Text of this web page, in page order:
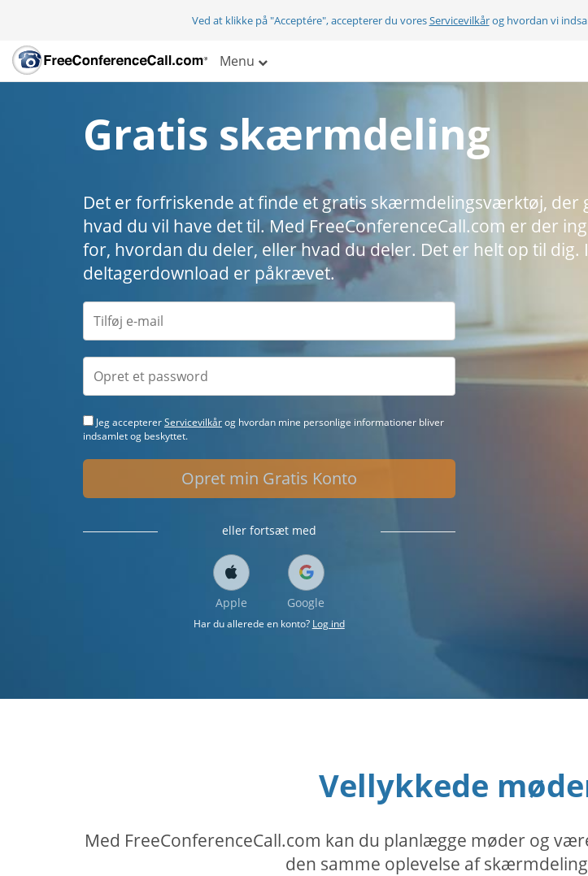
Ved at klikke på "Acceptére", accepterer du voresServicevilkårog hvordan vi
Menu
Gratis skærmdeling
Det er forfriskende at finde et gratis skærmdelingsværktøj, der
hvad du vil have det til. Med FreeConferenceCall.com er der
for, hvordan du deler, eller hvad du deler. Det er helt op til dig.
deltagerdownload er påkrævet.
Jeg acceptererServicevilkårog hvordan mine personlige informationer bliver
indsamlet og beskyttet.
Opret min Gratis Konto
eller fortsæt med
Apple Google
Har du allerede en konto? Log ind
Vellykkede
Med FreeConferenceCall.com kan du planlægge møder og
den samme oplevelse af